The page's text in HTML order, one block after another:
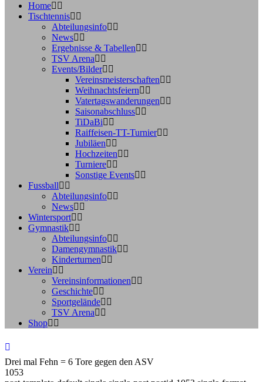
Home
Tischtennis
Abteilungsinfo
News
Ergebnisse & Tabellen
TSV Arena
Events/Bilder
Vereinsmeisterschaften
Weihnachtsfeiern
Vatertagswanderungen
Saisonabschluss
TiDaBi
Raiffeisen-TT-Turnier
Jubiläen
Hochzeiten
Turniere
Sonstige Events
Fussball
Abteilungsinfo
News
Wintersport
Gymnastik
Abteilungsinfo
Damengymnastik
Kinderturnen
Verein
Vereinsinformationen
Geschichte
Sportgelände
TSV Arena
Shop
Drei mal Fehn = 6 Tore gegen den ASV
1053